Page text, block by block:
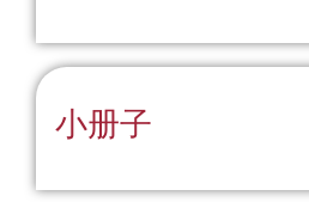
小册子